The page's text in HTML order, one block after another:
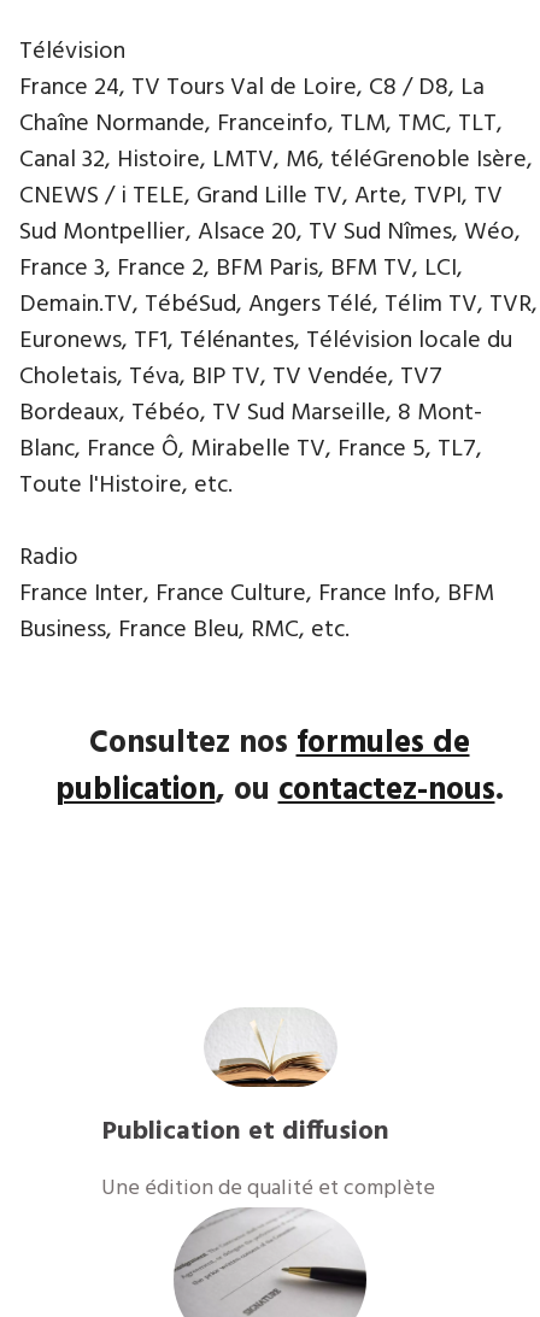
Télévision
France 24, TV Tours Val de Loire, C8 / D8, La
Chaîne Normande, Franceinfo, TLM, TMC, TLT,
Canal 32, Histoire, LMTV, M6, téléGrenoble Isère,
CNEWS / i TELE, Grand Lille TV, Arte, TVPI, TV
Sud Montpellier, Alsace 20, TV Sud Nîmes, Wéo,
France 3, France 2, BFM Paris, BFM TV, LCI,
Demain.TV, TébéSud, Angers Télé, Télim TV, TVR,
Euronews, TF1, Télénantes, Télévision locale du
Choletais, Téva, BIP TV, TV Vendée, TV7
Bordeaux, Tébéo, TV Sud Marseille, 8 Mont-
Blanc, France Ô, Mirabelle TV, France 5, TL7,
Toute l'Histoire, etc.
Radio
France Inter, France Culture, France Info, BFM
Business, France Bleu, RMC, etc.
Consultez nosformules de
publication, oucontactez-nous.
Publication et diffusion
​Une édition de qualité et complète